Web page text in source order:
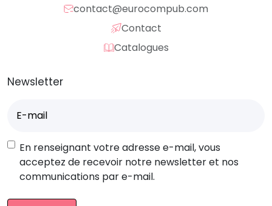
contact@eurocompub.com
Contact
Catalogues
Newsletter
mail(Nécessaire)
RGPD
En renseignant votre adresse e-mail, vous
acceptez de recevoir notre newsletter et nos
communications par e-mail.